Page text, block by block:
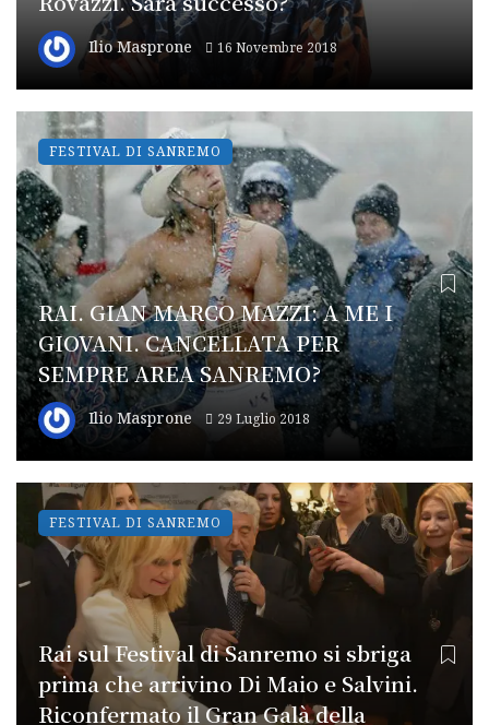
Ilio Masprone 16 Novembre 2018
RAI. GIAN MARCO MAZZI: A ME I
GIOVANI. CANCELLATA PER
SEMPRE AREA SANREMO?
Ilio Masprone 29 Luglio 2018
FESTIVAL DI SANREMO
Rai sul Festival di Sanremo si sbriga
prima che arrivino Di Maio e Salvini.
Riconfermato il Gran Galà della
FESTIVAL DI SANREMO